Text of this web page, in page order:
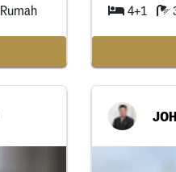
| Rumah 4+1